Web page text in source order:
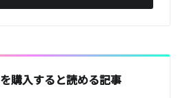
購入すると読める記事